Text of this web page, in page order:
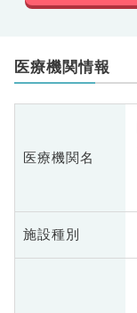
医療機関情報
医療機関名
施設種別